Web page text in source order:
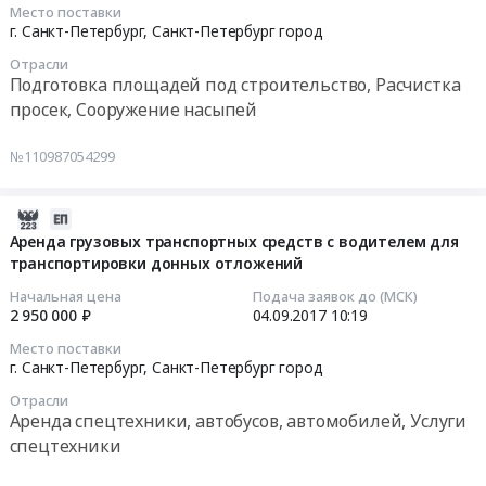
Место поставки
г. Санкт-Петербург,Санкт-Петербург город
Отрасли
Подготовка площадей под строительство, Расчистка
просек, Сооружение насыпей
№110987054299
Аренда грузовых транспортных средств с водителем для
транспортировки донных отложений
Начальная цена
2 950 000 ₽
Подача заявок до (МСК)
04.09.2017 10:19
Место поставки
г. Санкт-Петербург,Санкт-Петербург город
Отрасли
Аренда спецтехники, автобусов, автомобилей, Услуги
спецтехники